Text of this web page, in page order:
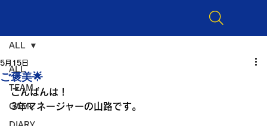
ALL
TEAM
GAME
ALL
ご褒美🌟
5月15日
こんばんは！
3年マネージャーの山路です。